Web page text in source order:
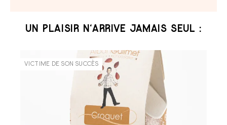
UN PLAISIR N‘ARRIVE JAMAIS SEUL :
VICTIME DE SON SUCCÈS